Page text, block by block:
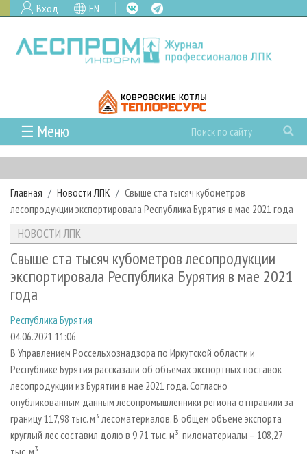
Вход EN
☰ Меню
ГЛАВНАЯ
РУБРИКИ И ТЕМЫ
РУБРИКИ ЖУРНАЛА
ЛЕСОЗАГОТОВКА
ЛЕСОПИЛЕНИЕ
ДЕРЕВООБРАБОТКА
СУШКА ДРЕВЕСИНЫ
ПРОИЗВОДСТВО ДРЕВЕСНЫХ ПЛИТ
ДЕРЕВЯННОЕ ДОМОСТРОЕНИЕ
ПРОИЗВОДСТВО МЕБЕЛИ
БИОЭНЕРГЕТИКА
ЦБП
НОВОСТИ
НОВОСТИ ЛПК
НОВОСТИ ЖУРНАЛА
НОВОСТИ КОМПАНИЙ
ПРОЕКТЫ ЛПИ
АНАЛИТИКА
ПРЕДПРИЯТИЯ ЛПК
ЛЕСНЫЕ РЕГИОНЫ РОССИИ
ПЕРСОНЫ
МОБИЛЬНЫЕ ВЫСТАВКИ
ОФИЦИАЛЬНЫЕ ДЕЛЕГАЦИИ
ПРИОРИТЕТНЫЕ ИНВЕСТПРОЕКТЫ
RUSSIAN FORESTRY REVIEW
ГАЗЕТА ЛЕСПРОМФОРУМ
АРХИВ ЖУРНАЛОВ
СТАТЬИ
О ЖУРНАЛЕ
ПОДПИСКА
КОНТАКТЫ
РЕКЛАМОДАТЕЛЯМ
РЕКЛАМА
РЕКЛАМА НА САЙТЕ
Главная Новости ЛПК
Свыше ста тысяч кубометров
лесопродукции экспортировала Республика Бурятия в мае 2021 года
НОВОСТИ ЛПК
Свыше ста тысяч кубометров лесопродукции
экспортировала Республика Бурятия в мае 2021
года
Республика Бурятия
04.06.2021 11:06
В Управлением Россельхознадзора по Иркутской области и
Республике Бурятия рассказали об объемах экспортных поставок
лесопродукции из Бурятии в мае 2021 года. Согласно
опубликованным данным лесопромышленники региона отправили за
границу 117,98 тыс. м³ лесоматериалов. В общем объеме экспорта
круглый лес составил долю в 9,71 тыс. м³, пиломатериалы – 108,27
тыс. м³.